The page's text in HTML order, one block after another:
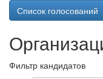
Список голосований
Фильтр кандидатов